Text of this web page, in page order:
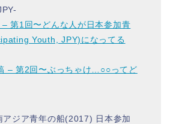
第1回〜どんな人が日本参加青
Youth, JPY)になってる
– 第2回〜ぶっちゃけ…○○ってど
アジア青年の船(2017) 日本参加